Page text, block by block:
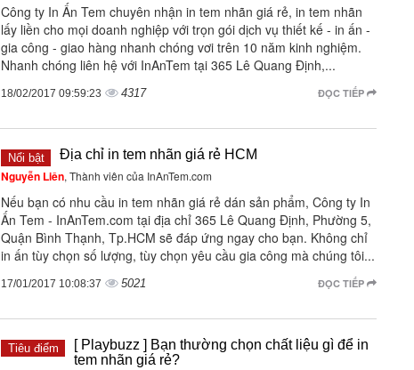
Công ty In Ấn Tem chuyên nhận in tem nhãn giá rẻ, in tem nhãn
lấy liền cho mọi doanh nghiệp với trọn gói dịch vụ thiết kế - in ấn -
gia công - giao hàng nhanh chóng vơi trên 10 năm kinh nghiệm.
Nhanh chóng liên hệ với InAnTem tại 365 Lê Quang Định,...
ĐỌC TIẾP
18/02/2017 09:59:23 4317
Nổi bật Địa chỉ in tem nhãn giá rẻ HCM
Nguyễn Liên, Thành viên của InAnTem.com
Nếu bạn có nhu cầu in tem nhãn giá rẻ dán sản phẩm, Công ty In
Ấn Tem - InAnTem.com tại địa chỉ 365 Lê Quang Định, Phường 5,
Quận Bình Thạnh, Tp.HCM sẽ đáp ứng ngay cho bạn. Không chỉ
in ấn tùy chọn số lượng, tùy chọn yêu cầu gia công mà chúng tôi...
ĐỌC TIẾP
17/01/2017 10:08:37 5021
Tiêu điểm
[ Playbuzz ] Bạn thường chọn chất liệu gì để in
tem nhãn giá rẻ?